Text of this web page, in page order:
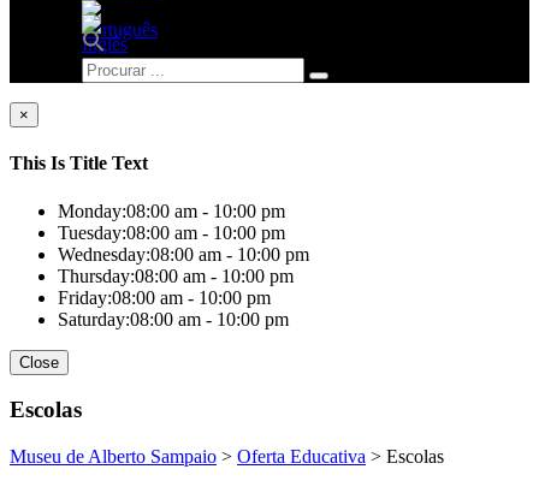
×
This Is Title Text
Monday:08:00 am - 10:00 pm
Tuesday:08:00 am - 10:00 pm
Wednesday:08:00 am - 10:00 pm
Thursday:08:00 am - 10:00 pm
Friday:08:00 am - 10:00 pm
Saturday:08:00 am - 10:00 pm
Close
Escolas
Museu de Alberto Sampaio > Oferta Educativa > Escolas